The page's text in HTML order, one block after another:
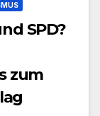
SPD?
zum